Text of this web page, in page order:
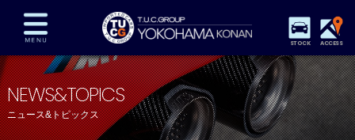
STOCK ACCESS
在庫車両情報 保証&サービス パーツリスト
TUCとは？ 店舗情報 アクセスマップ
全国納車 特別作業 注文販売
NEWS&TOPICS
ニュース&トピックス